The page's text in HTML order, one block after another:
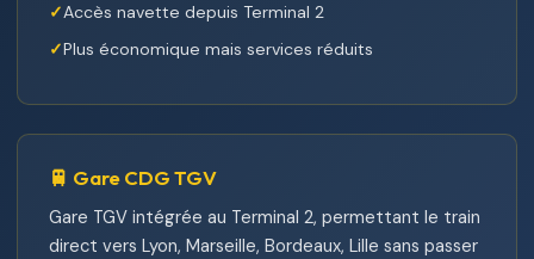
Accès navette depuis Terminal 2
Plus économique mais services réduits
🚆 Gare CDG TGV
Gare TGV intégrée au Terminal 2, permettant le train
direct vers Lyon, Marseille, Bordeaux, Lille sans passer